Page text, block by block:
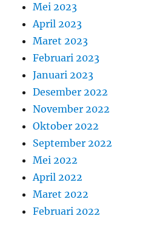
Mei 2023
April 2023
Maret 2023
Februari 2023
Januari 2023
Desember 2022
November 2022
Oktober 2022
September 2022
Mei 2022
April 2022
Maret 2022
Februari 2022